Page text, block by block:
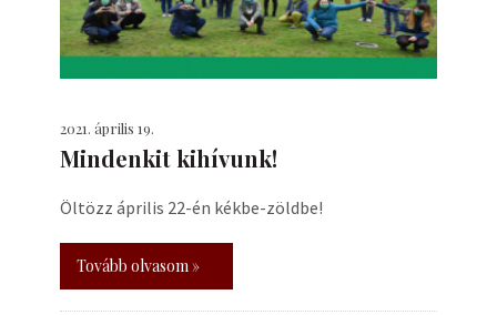
2021. április 19.
Mindenkit kihívunk!
Öltözz április 22-én kékbe-zöldbe!
Tovább olvasom »